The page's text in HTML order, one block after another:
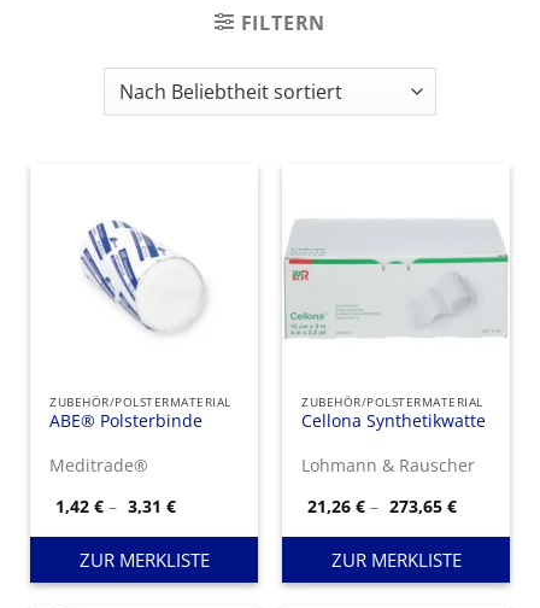
FILTERN
ZUBEHÖR/POLSTERMATERIAL
ABE® Polsterbinde
Meditrade®
1,42€ – 3,31€Preisspanne:
1,42 €
bis
3,31 €
ZUR MERKLISTE
ZUBEHÖR/POLSTERMATERIAL
Cellona Synthetikwatte
Lohmann & Rauscher
21,26€ – 273,65€
21,26 €
bis
273,65 €
ZUR MERKLISTE